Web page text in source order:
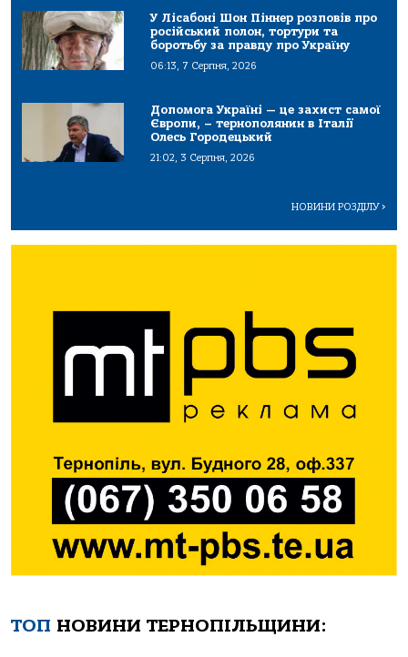
У Лісабоні Шон Піннер розповів про
російський полон, тортури та
боротьбу за правду про Україну
06:13, 7 Серпня, 2026
Допомога Україні — це захист самої
Європи, – тернополянин в Італії
Олесь Городецький
21:02, 3 Серпня, 2026
НОВИНИ РОЗДІЛУ>
ТОП НОВИНИ ТЕРНОПІЛЬЩИНИ: